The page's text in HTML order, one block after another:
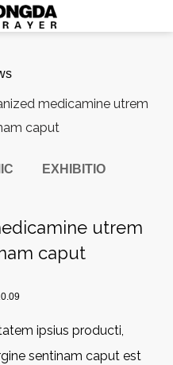
medicamine utrem
caput
EXHIBITIO
utrem
caput
ipsius producti,
sentinam caput est